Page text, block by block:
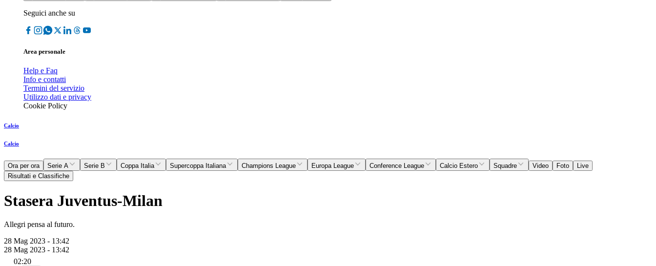
Seguici anche su
Area personale
Help e Faq
Info e contatti
Termini del servizio
Utilizzo dati e privacy
Cookie Policy
Calcio
Calcio
Ora per ora Serie A Serie B Coppa Italia Supercoppa Italiana Champions League Europa League Conference League Calcio Estero Squadre Video Foto
Live
Risultati e Classifiche
Stasera Juventus-Milan
Allegri pensa al futuro.
28 Mag 2023 - 13:42
28 Mag 2023 - 13:42
02:20